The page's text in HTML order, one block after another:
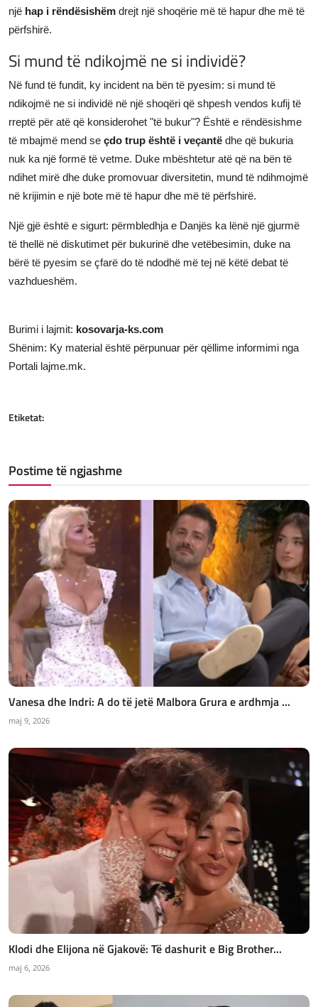
një hap i rëndësishëm drejt një shoqërie më të hapur dhe më të
përfshirë.
Si mund të ndikojmë ne si individë?
Në fund të fundit, ky incident na bën të pyesim: si mund të
ndikojmë ne si individë në një shoqëri që shpesh vendos kufij të
rreptë për atë që konsiderohet "të bukur"? Është e rëndësishme
të mbajmë mend se çdo trup është i veçantë dhe që bukuria
nuk ka një formë të vetme. Duke mbështetur atë që na bën të
ndihet mirë dhe duke promovuar diversitetin, mund të ndihmojmë
në krijimin e një bote më të hapur dhe më të përfshirë.
Një gjë është e sigurt: përmbledhja e Danjës ka lënë një gjurmë
të thellë në diskutimet për bukurinë dhe vetëbesimin, duke na
bërë të pyesim se çfarë do të ndodhë më tej në këtë debat të
vazhdueshëm.
Burimi i lajmit: kosovarja-ks.com
Shënim: Ky material është përpunuar për qëllime informimi nga
Portali lajme.mk.
Etiketat:
Postime të ngjashme
Vanesa dhe Indri: A do të jetë Malbora Grura e ardhmja ...
maj 9, 2026
Klodi dhe Elijona në Gjakovë: Të dashurit e Big Brother...
maj 6, 2026